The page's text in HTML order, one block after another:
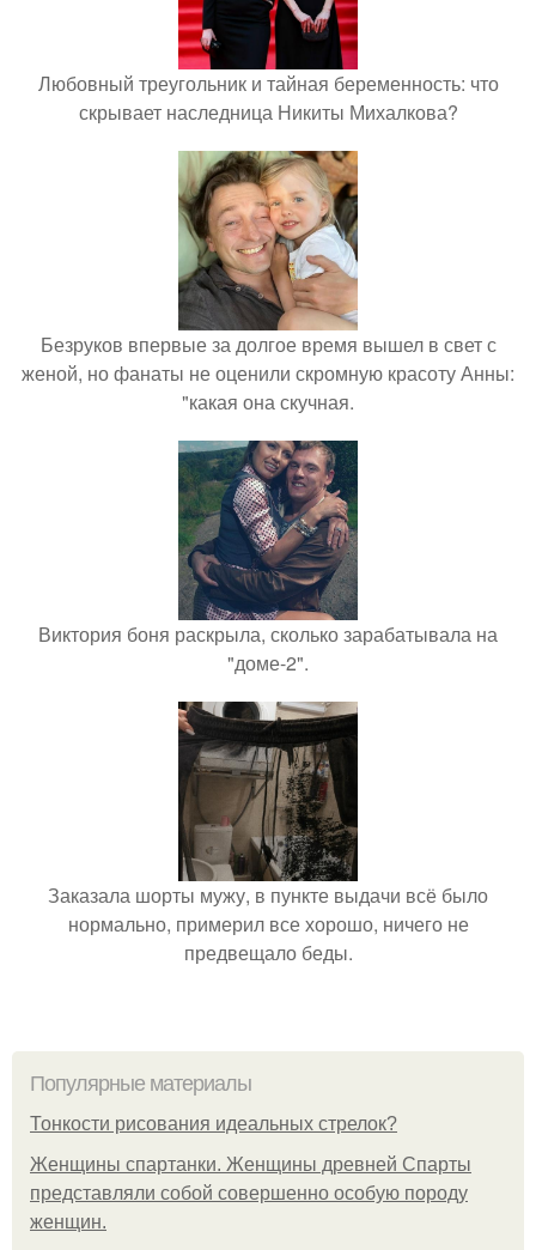
Любовный треугольник и тайная беременность: что
скрывает наследница Никиты Михалкова?
Безруков впервые за долгое время вышел в свет с
женой, но фанаты не оценили скромную красоту Анны:
"какая она скучная.
Виктория боня раскрыла, сколько зарабатывала на
"доме-2".
Заказала шорты мужу, в пункте выдачи всё было
нормально, примерил все хорошо, ничего не
предвещало беды.
Популярные материалы
Тонкости рисования идеальных стрелок?
Женщины спартанки. Женщины древней Спарты
представляли собой совершенно особую породу
женщин.